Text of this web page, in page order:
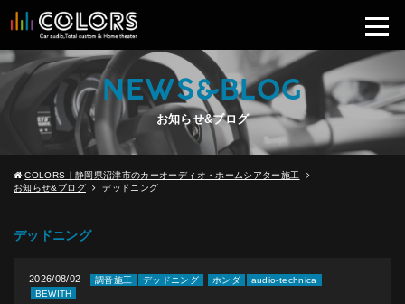
NEWS&BLOG
お知らせ&ブログ
COLORS｜静岡県沼津市のカーオーディオ・ホームシアター施工
お知らせ&ブログ
デッドニング
デッドニング
2026/08/02 調音施工 デッドニング ホンダ
audio-technica
BEWITH